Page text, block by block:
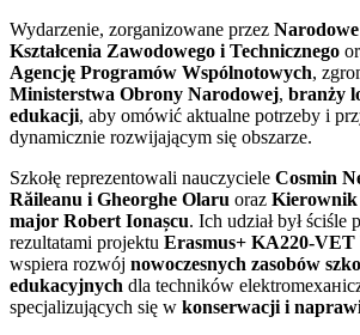
Wydarzenie, zorganizowane przez
Kształcenia Zawodowego i Technicznego
Agencję Programów Wspólnotowych,
Ministerstwa Obrony Narodowej, branży
edukacji, aby omówić aktualne potrzeby i
dynamicznie rozwijającym się obszarze.
Szkołę reprezentowali nauczyciele Cosmin
Răileanu i Gheorghe Olaru oraz Kierownik
major Robert Ionașcu. Ich udział był ściśle
rezultatami projektu Erasmus+ KA220-
wspiera rozwój nowoczesnych zasobów
edukacyjnych dla techników
specjalizujących się w konserwacji i